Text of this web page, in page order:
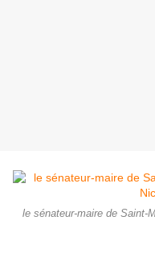
le sénateur-maire de Saint-